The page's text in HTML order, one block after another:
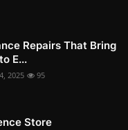
Repairs That Bring
E...
2025 95
Store